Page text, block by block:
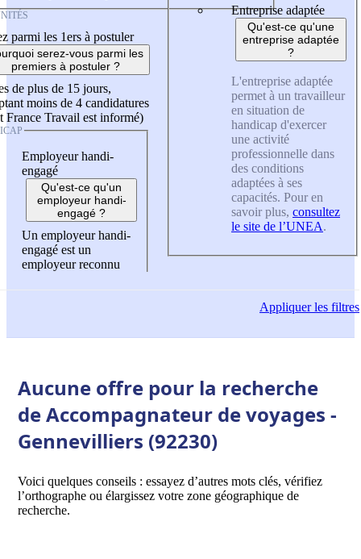
parmi les 1ers à postuler
serez-vous parmi les
premiers à postuler ?
de plus de 15 jours,
moins de 4 candidatures
France Travail est informé)
Employeur handi-
engagé
Qu'est-ce qu'un
employeur handi-
engagé ?
Un employeur handi-
engagé est un
employeur reconnu
Entreprise adaptée
Qu'est-ce qu'une
entreprise adaptée
?
L'entreprise adaptée
permet à un travailleur
en situation de
handicap d'exercer
une activité
professionnelle dans
des conditions
adaptées à ses
capacités. Pour en
savoir plus, consultez
le site de l’UNEA.
Appliquerles filtres
Aucune offre pour la recherche
de Accompagnateur de voyages -
Gennevilliers (92230)
Voici quelques conseils : essayez d’autres mots clés, vérifiez
l’orthographe ou élargissez votre zone géographique de
recherche.